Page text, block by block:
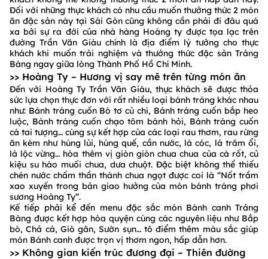
Đối với những thực khách có nhu cầu muốn thưởng thức 2 món
ăn đặc sản này tại Sài Gòn cũng không cần phải đi đâu quá
xa bởi sự ra đời của nhà hàng Hoàng ty được tọa lạc trên
đường Trần Văn Giàu chính là địa điểm lý tưởng cho thực
khách khi muốn trải nghiệm và thưởng thức đặc sản Trảng
Bàng ngay giữa lòng Thành Phố Hồ Chí Minh.
>> Hoàng Ty – Hương vị say mê trên từng món ăn
Đến với Hoàng Ty Trần Văn Giàu, thực khách sẽ được thỏa
sức lựa chọn thực đơn với rất nhiều loại bánh tráng khác nhau
như: Bánh tráng cuốn Bò tơ củ chi, Bánh tráng cuốn bắp heo
luộc, Bánh tráng cuốn chạo tôm bánh hỏi, Bánh tráng cuốn
cá tai tượng… cùng sự kết hợp của các loại rau thơm, rau rừng
ăn kèm như húng lủi, húng quế, cần nước, lá cóc, lá trâm ổi,
lá lộc vừng… hòa thêm vị giòn giòn chua chua của cà rốt, củ
kiệu su hào muối chua, dưa chuột. Đặc biệt không thể thiếu
chén nước chấm thần thánh chua ngọt được coi là “Nốt trầm
xao xuyến trong bản giao hưởng của món bánh tráng phơi
sương Hoàng Ty”.
Kế tiếp phải kể đến menu đặc sắc món Bánh canh Trảng
Bàng được kết hợp hòa quyện cùng các nguyên liệu như Bắp
bò, Chả cá, Giò gân, Sườn sụn… tô điểm thêm màu sắc giúp
món Bánh canh được trọn vị thơm ngon, hấp dẫn hơn.
>> Không gian kiến trúc đương đại – Thiên đường